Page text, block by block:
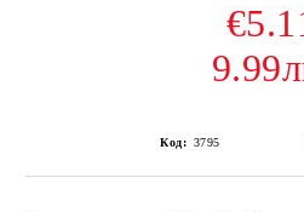
Код: 3795